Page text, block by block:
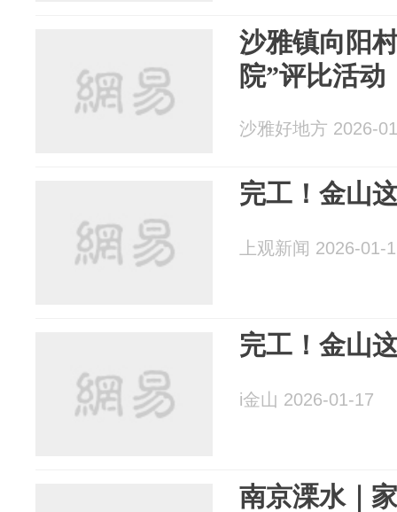
沙雅镇向阳
院”评比活动
沙雅好地方 2026-
完工！金山
上观新闻 2026-01-
完工！金山
i金山 2026-01-17
南京溧水｜